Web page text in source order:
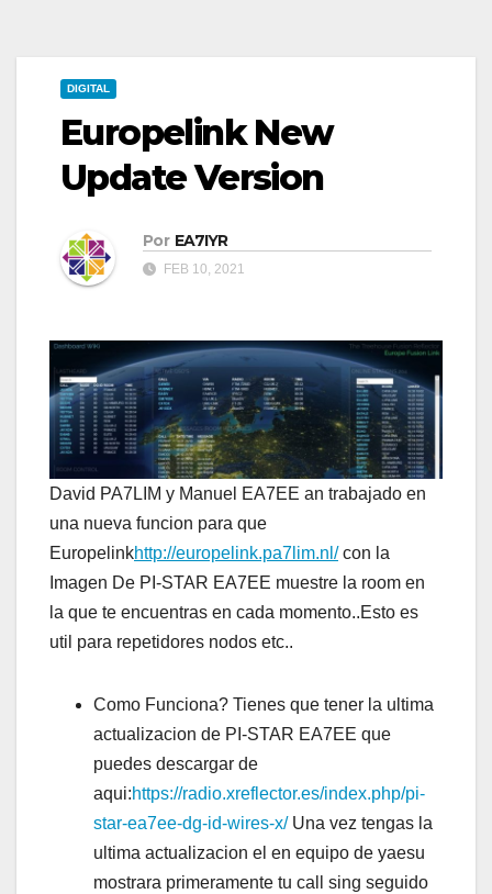
DIGITAL
Europelink New
Update Version
Por EA7IYR
FEB 10, 2021
David PA7LIM y Manuel EA7EE an trabajado en
una nueva funcion para que
Europelinkhttp://europelink.pa7lim.nl/con la
Imagen De PI-STAR EA7EE muestre la room en
la que te encuentras en cada momento..Esto es
util para repetidores nodos etc..
Como Funciona? Tienes que tener la ultima
actualizacion de PI-STAR EA7EE que
puedes descargar de
aqui:https://radio.xreflector.es/index.php/pi-
star-ea7ee-dg-id-wires-x/Una vez tengas la
ultima actualizacion el en equipo de yaesu
mostrara primeramente tu call sing seguido